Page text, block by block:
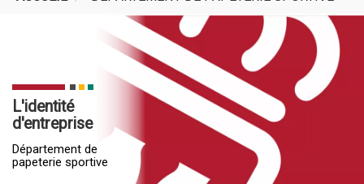
L'identité
d'entreprise
Département de
papeterie sportive